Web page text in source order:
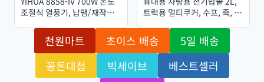
조절식 열풍기, 납땜/재작업/
열풍기, BGA/IC 납땜 도구
트럭용 멀티쿠커, 수프, 죽, 음
(12V 또는 24V)
천원마트 초이스 배송
5일 배송
꽁돈대첩
빅세이브
베스트셀러